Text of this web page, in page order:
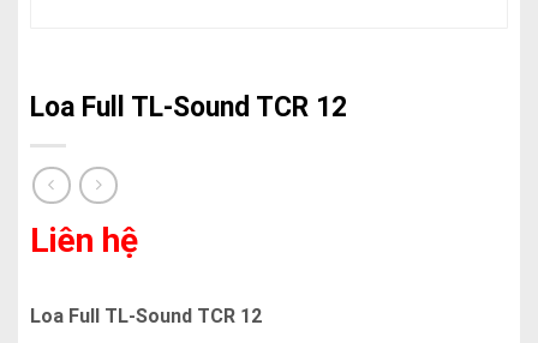
Loa Full TL-Sound TCR 12
Liên hệ
Loa Full TL-Sound TCR 12